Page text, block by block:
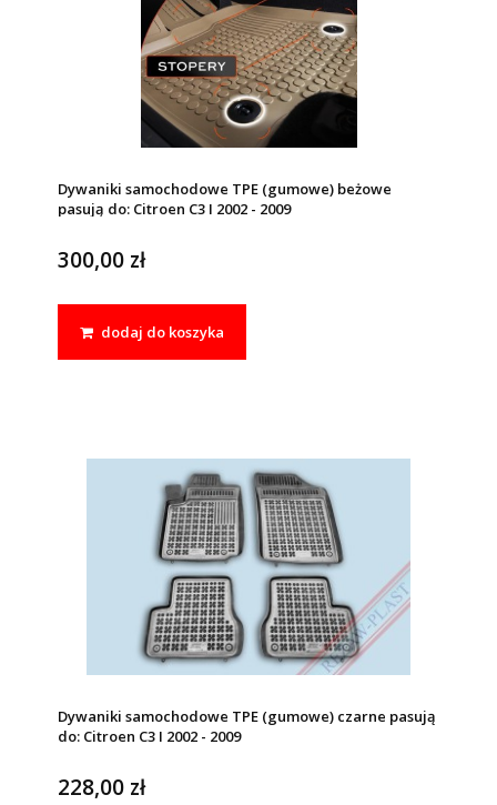
Dywaniki samochodowe TPE (gumowe) beżowe
pasują do: Citroen C3 I 2002 - 2009
300,00 zł
dodaj do koszyka
Dywaniki samochodowe TPE (gumowe) czarne pasują
do: Citroen C3 I 2002 - 2009
228,00 zł